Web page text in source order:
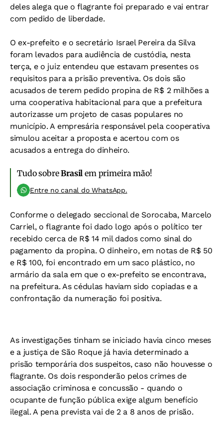
deles alega que o flagrante foi preparado e vai entrar
com pedido de liberdade.
O ex-prefeito e o secretário Israel Pereira da Silva
foram levados para audiência de custódia, nesta
terça, e o juiz entendeu que estavam presentes os
requisitos para a prisão preventiva. Os dois são
acusados de terem pedido propina de R$ 2 milhões a
uma cooperativa habitacional para que a prefeitura
autorizasse um projeto de casas populares no
município. A empresária responsável pela cooperativa
simulou aceitar a proposta e acertou com os
acusados a entrega do dinheiro.
Tudo sobreBrasil em primeira mão!
Entre no canal do WhatsApp.
Conforme o delegado seccional de Sorocaba, Marcelo
Carriel, o flagrante foi dado logo após o político ter
recebido cerca de R$ 14 mil dados como sinal do
pagamento da propina. O dinheiro, em notas de R$ 50
e R$ 100, foi encontrado em um saco plástico, no
armário da sala em que o ex-prefeito se encontrava,
na prefeitura. As cédulas haviam sido copiadas e a
confrontação da numeração foi positiva.
As investigações tinham se iniciado havia cinco meses
e a justiça de São Roque já havia determinado a
prisão temporária dos suspeitos, caso não houvesse o
flagrante. Os dois responderão pelos crimes de
associação criminosa e concussão - quando o
ocupante de função pública exige algum benefício
ilegal. A pena prevista vai de 2 a 8 anos de prisão.